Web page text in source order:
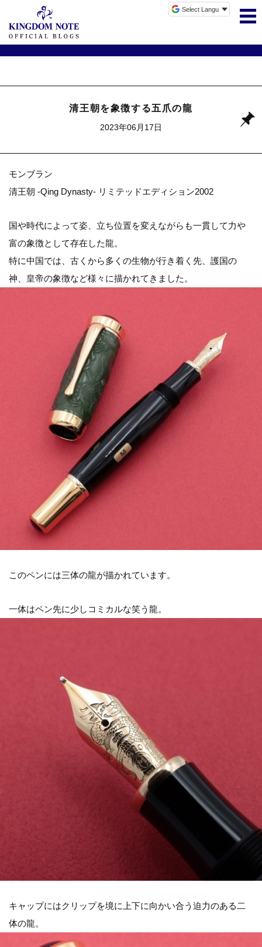
清王朝を象徴する五爪の龍
2023年06月17日
モンブラン
清王朝 -Qing Dynasty- リミテッドエディション2002
国や時代によって姿、立ち位置を変えながらも一貫して力や
富の象徴として存在した龍。
特に中国では、古くから多くの生物が行き着く先、護国の
神、皇帝の象徴など様々に描かれてきました。
このペンには三体の龍が描かれています。
一体はペン先に少しコミカルな笑う龍。
キャップにはクリップを境に上下に向かい合う迫力のある二
体の龍。